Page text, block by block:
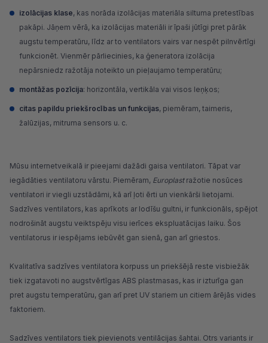
izolācijas klase, kas norāda izolācijas materiāla siltuma pretestības
pakāpi. Jāņem vērā, ka izolācijas materiāli ir īpaši jūtīgi pret pārāk
augstu temperatūru, līdz ar to ventilators vairs var nespēt pilnvērtīgi
funkcionēt. Vienmēr pārliecinies, ka ģeneratora izolācija
nepārsniedz ražotāja noteikto un pieļaujamo temperatūru;
montāžas pozīcija: horizontāla, vertikāla vai visos leņķos;
citas papildu priekšrocības un funkcijas, piemēram, taimeris,
žalūzijas, mitruma sensors u. c.
Mūsu internetveikalā ir pieejami dažādi gaisa ventilatori. Tāpat var
iegādāties ventilatoru vārstu. Piemēram, Europlast ražotie nosūces
ventilatori ir viegli uzstādāmi, kā arī ļoti ērti un vienkārši lietojami.
Sadzīves ventilators, kas aprīkots ar lodīšu gultni, ir funkcionāls, spējot
nodrošināt augstu veiktspēju visu ierīces ekspluatācijas laiku. Šos
ventilatorus ir iespējams iebūvēt gan sienā, gan arī griestos.
Kvalitatīva sadzīves ventilatora korpuss un priekšējā reste visbiežāk
tiek izgatavoti no augstvērtīgas ABS plastmasas, kas ir izturīga gan
pret augstu temperatūru, gan arī pret UV stariem un citiem ārējās vides
faktoriem.
Sadzīves ventilators tiek pievienots ventilācijas šahtai. Otrs variants ir